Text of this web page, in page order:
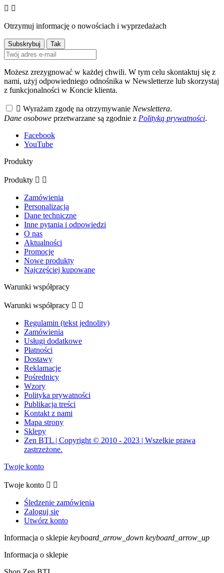
 
Otrzymuj informację o nowościach i wyprzedażach
Możesz zrezygnować w każdej chwili. W tym celu skontaktuj się z
nami, użyj odpowiedniego odnośnika w Newsletterze lub skorzystaj
z funkcjonalności w Koncie klienta.
 Wyrażam zgodę na otrzymywanie Newslettera.
Dane osobowe przetwarzane są zgodnie z Polityką prywatności.
Facebook
YouTube
Produkty
Produkty  
Zamówienia
Personalizacja
Dane techniczne
Inne pytania i odpowiedzi
O nas
Aktualności
Promocje
Nowe produkty
Najczęściej kupowane
Warunki współpracy
Warunki współpracy  
Regulamin (tekst jednolity)
Zamówienia
Usługi dodatkowe
Płatności
Dostawy
Reklamacje
Pośrednicy
Wzory
Polityka prywatności
Publikacja treści
Kontakt z nami
Mapa strony
Sklepy
Zen BTL | Copyright © 2010 - 2023 | Wszelkie prawa
zastrzeżone.
Twoje konto
Twoje konto  
Śledzenie zamówienia
Zaloguj się
Utwórz konto
Informacja o sklepie keyboard_arrow_down keyboard_arrow_up
Informacja o sklepie